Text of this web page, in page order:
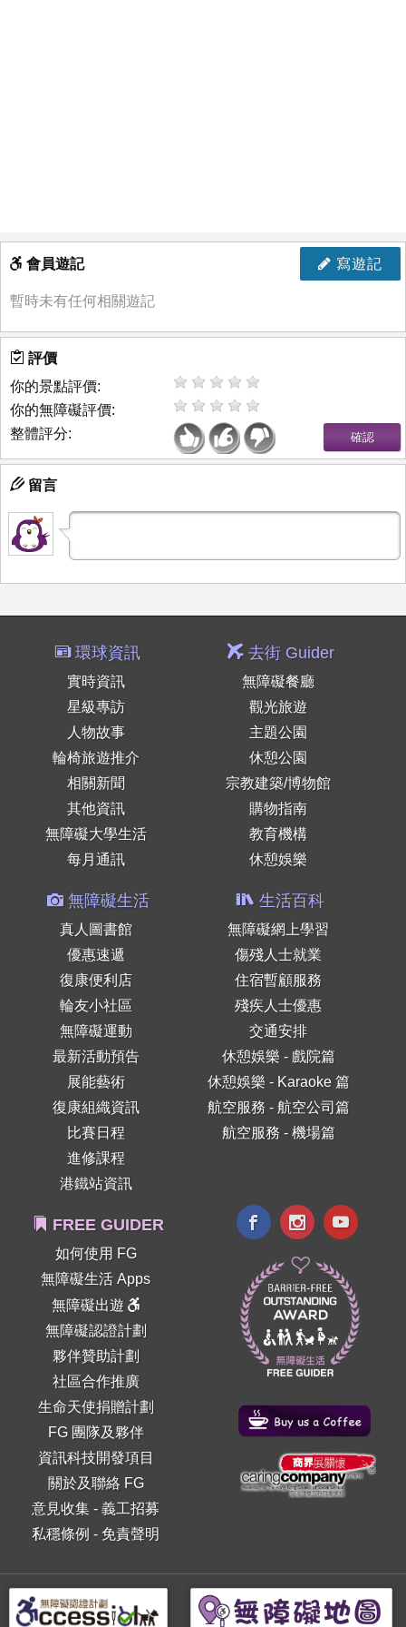
寫遊記
會員遊記
暫時未有任何相關遊記
評價
你的景點評價:
你的無障礙評價:
整體評分:
留言
環球資訊
實時資訊
星級專訪
人物故事
輪椅旅遊推介
相關新聞
其他資訊
無障礙大學生活
每月通訊
去街 Guider
無障礙餐廳
觀光旅遊
主題公園
休憩公園
宗教建築/博物館
購物指南
教育機構
休憩娛樂
無障礙生活
真人圖書館
優惠速遞
復康便利店
輪友小社區
無障礙運動
最新活動預告
展能藝術
復康組織資訊
比賽日程
進修課程
港鐵站資訊
生活百科
無障礙網上學習
傷殘人士就業
住宿暫顧服務
殘疾人士優惠
交通安排
休憩娛樂 - 戲院篇
休憩娛樂 - Karaoke 篇
航空服務 - 航空公司篇
航空服務 - 機場篇
FREE GUIDER
如何使用 FG
無障礙生活 Apps
無障礙出遊
無障礙認證計劃
夥伴贊助計劃
社區合作推廣
生命天使捐贈計劃
FG 團隊及夥伴
資訊科技開發項目
關於及聯絡 FG
意見收集 -義工招募
私穩條例 - 免責聲明